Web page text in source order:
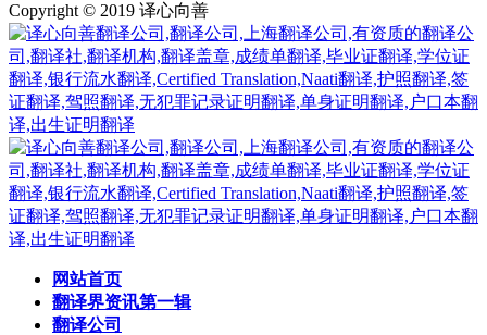
Copyright © 2019 译心向善
网站首页
翻译界资讯第一辑
翻译公司